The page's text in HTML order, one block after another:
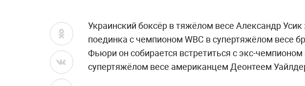
Украинский боксёр в тяжёлом весе Александр Усик
поединка с чемпионом WBC в супертяжёлом весе
Фьюри он собирается встретиться с экс-
супертяжёлом весе американцем Деонтеем